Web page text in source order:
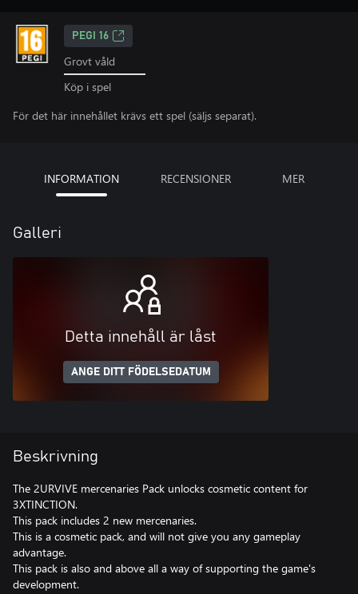
PEGI 16
Grovt våld
Köp i spel
För det här innehållet krävs ett spel (säljs separat).
INFORMATION RECENSIONER MER
Galleri
Detta innehåll är låst
ANGE DITT FÖDELSEDATUM
Beskrivning
The 2URVIVE mercenaries Pack unlocks cosmetic content for
3XTINCTION.
This pack includes 2 new mercenaries.
This is a cosmetic pack, and will not give you any gameplay
advantage.
This pack is also and above all a way of supporting the game's
development.